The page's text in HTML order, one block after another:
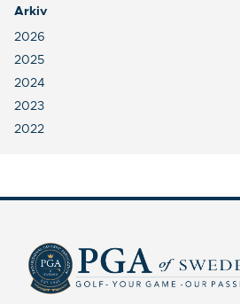
Arkiv
2026
2025
2024
2023
2022